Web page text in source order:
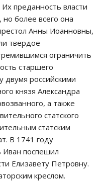
преданность власти
более всего она
Анны Иоанновны,
твёрдое
ограничить
старшего
двумя российскими
князя Александра
а также
статского
статским
В 1741 году
Иван поспешил
Елизавету Петровну.
креслом.